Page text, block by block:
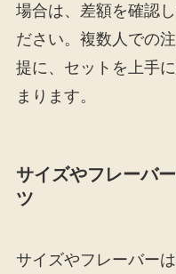
場合は、差額を確認
ださい。複数人での
提に、セットを上手
まります。
サイズやフレーバ
ツ
サイズやフレーバー